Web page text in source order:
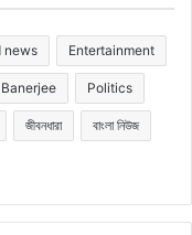
news Entertainment
Politics
জীবনধারা বাংলা নিউজ